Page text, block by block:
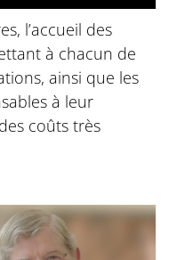
l’accueil des
à chacun de
ainsi que les
à leur
coûts très